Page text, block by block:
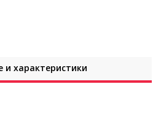
и характеристики